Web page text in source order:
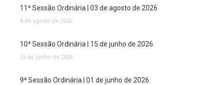
11ª Sessão Ordinária | 03 de agosto de 2026
4 de agosto de 2026
10ª Sessão Ordinária | 15 de junho de 2026
25 de junho de 2026
9ª Sessão Ordinária | 01 de junho de 2026